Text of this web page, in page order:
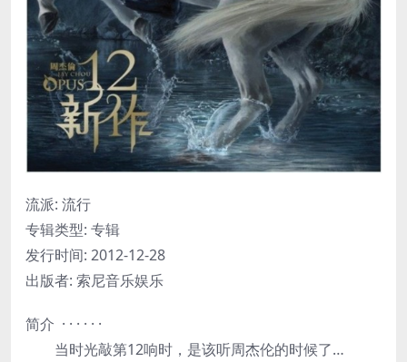
流派: 流行
专辑类型: 专辑
发行时间: 2012-12-28
出版者: 索尼音乐娱乐
简介 · · · · · ·
当时光敲第12响时，是该听周杰伦的时候了…